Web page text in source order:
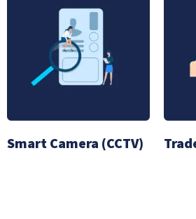
Smart Camera (CCTV)